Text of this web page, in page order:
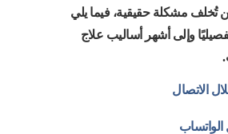
تُخلف مشكلة حقيقية، فيما يلي
وإلى أشهر أساليب علاج
الاتصال